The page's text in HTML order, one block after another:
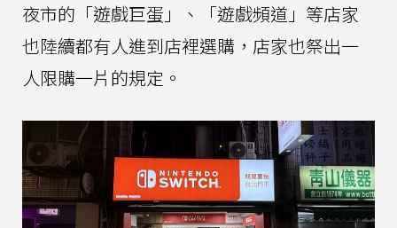
夜市的「遊戲巨蛋」、「遊戲頻道」等店家
也陸續都有人進到店裡選購，店家也祭出一
人限購一片的規定。